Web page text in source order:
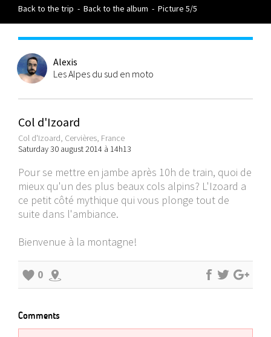
Back to the trip - Back to the album - Picture 5/5
Alexis
Les Alpes du sud en moto
Col d'Izoard
Col d'Izoard, Cervières, France
Saturday 30 august 2014 à 14h13
Pour se mettre en jambe après 10h de train, quoi de
mieux qu'un des plus beaux cols alpins? L'Izoard a
ce petit côté mythique qui vous plonge tout de
suite dans l'ambiance.
Bienvenue à la montagne!
0
Comments